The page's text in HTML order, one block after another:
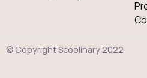
© Copyright Scoolinary 2022